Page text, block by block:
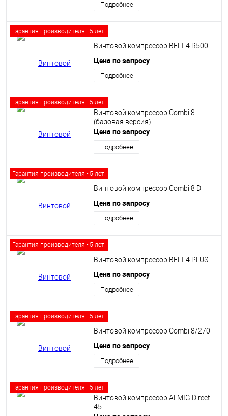
Подробнее
Гарантия производителя - 5 лет!
Винтовой компрессор BELT 4 R500
Цена по запросу
Подробнее
Гарантия производителя - 5 лет!
Винтовой компрессор Сombi 8
(базовая версия)
Цена по запросу
Подробнее
Гарантия производителя - 5 лет!
Винтовой компрессор Сombi 8 D
Цена по запросу
Подробнее
Гарантия производителя - 5 лет!
Винтовой компрессор BELT 4 PLUS
Цена по запросу
Подробнее
Гарантия производителя - 5 лет!
Винтовой компрессор Сombi 8/270
Цена по запросу
Подробнее
Гарантия производителя - 5 лет!
Винтовой компрессор ALMIG Direct
45